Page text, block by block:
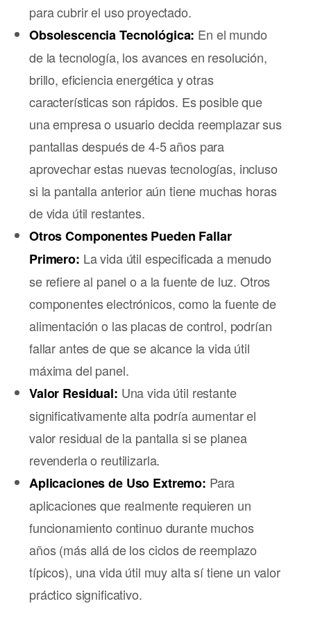
para cubrir el uso proyectado.
Obsolescencia Tecnológica: En el mundo
de la tecnología, los avances en resolución,
brillo, eficiencia energética y otras
características son rápidos. Es posible que
una empresa o usuario decida reemplazar sus
pantallas después de 4-5 años para
aprovechar estas nuevas tecnologías, incluso
si la pantalla anterior aún tiene muchas horas
de vida útil restantes.
Otros Componentes Pueden Fallar
Primero: La vida útil especificada a menudo
se refiere al panel o a la fuente de luz. Otros
componentes electrónicos, como la fuente de
alimentación o las placas de control, podrían
fallar antes de que se alcance la vida útil
máxima del panel.
Valor Residual: Una vida útil restante
significativamente alta podría aumentar el
valor residual de la pantalla si se planea
revenderla o reutilizarla.
Aplicaciones de Uso Extremo: Para
aplicaciones que realmente requieren un
funcionamiento continuo durante muchos
años (más allá de los ciclos de reemplazo
típicos), una vida útil muy alta sí tiene un valor
práctico significativo.